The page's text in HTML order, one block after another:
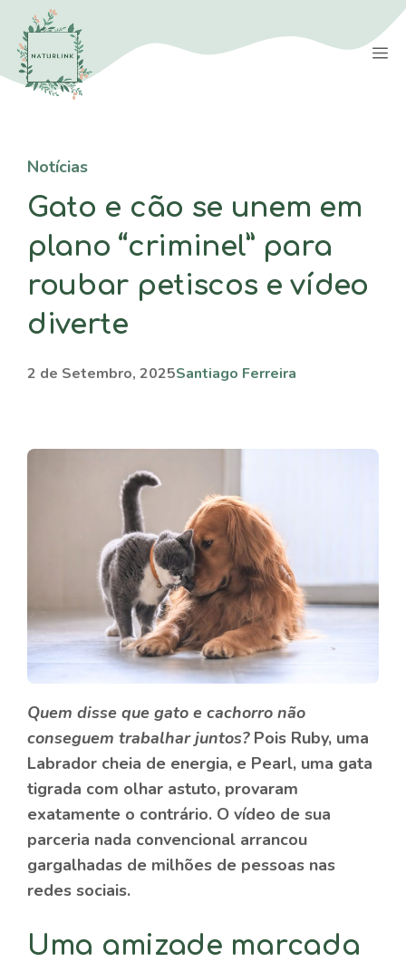
Saltar
para
conteúdo
Notícias
Gato e cão se unem em
plano “criminel” para
roubar petiscos e vídeo
diverte
2 de Setembro, 2025Santiago Ferreira
Quem disse que gato e cachorro não
conseguem trabalhar juntos?Pois Ruby, uma
Labrador cheia de energia, e Pearl, uma gata
tigrada com olhar astuto, provaram
exatamente o contrário. O vídeo de sua
parceria nada convencional arrancou
gargalhadas de milhões de pessoas nas
redes sociais.
Uma amizade marcada